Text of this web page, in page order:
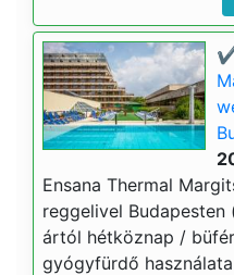
✔️
Ensana Thermal
reggelivel
ártól hétköznap /
gyógyfürdő